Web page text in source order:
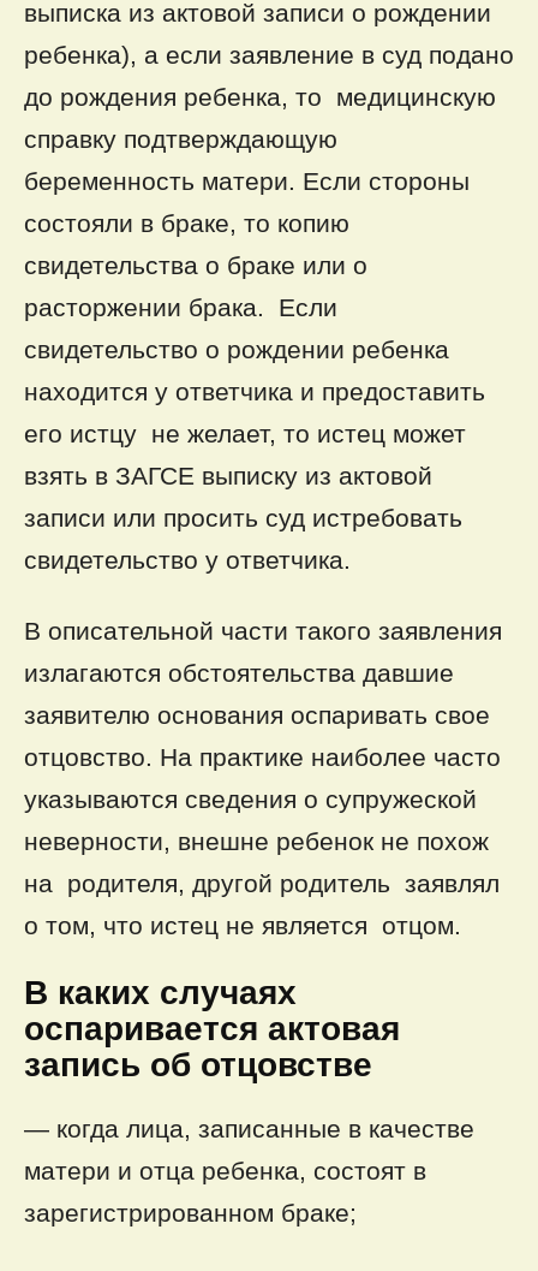
выписка из актовой записи о рождении
ребенка), а если заявление в суд подано
до рождения ребенка, то медицинскую
справку подтверждающую
беременность матери. Если стороны
состояли в браке, то копию
свидетельства о браке или о
расторжении брака. Если
свидетельство о рождении ребенка
находится у ответчика и предоставить
его истцу не желает, то истец может
взять в ЗАГСЕ выписку из актовой
записи или просить суд истребовать
свидетельство у ответчика.
В описательной части такого заявления
излагаются обстоятельства давшие
заявителю основания оспаривать свое
отцовство. На практике наиболее часто
указываются сведения о супружеской
неверности, внешне ребенок не похож
на родителя, другой родитель заявлял
о том, что истец не является отцом.
В каких случаях
оспаривается актовая
запись об отцовстве
— когда лица, записанные в качестве
матери и отца ребенка, состоят в
зарегистрированном браке;